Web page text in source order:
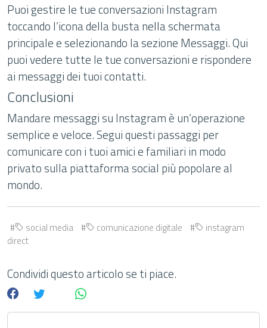
Puoi gestire le tue conversazioni Instagram
toccando l’icona della busta nella schermata
principale e selezionando la sezione Messaggi. Qui
puoi vedere tutte le tue conversazioni e rispondere
ai messaggi dei tuoi contatti.
Conclusioni
Mandare messaggi su Instagram è un’operazione
semplice e veloce. Segui questi passaggi per
comunicare con i tuoi amici e familiari in modo
privato sulla piattaforma social più popolare al
mondo.
social media comunicazione digitale
instagram
direct
Condividi questo articolo se ti piace.